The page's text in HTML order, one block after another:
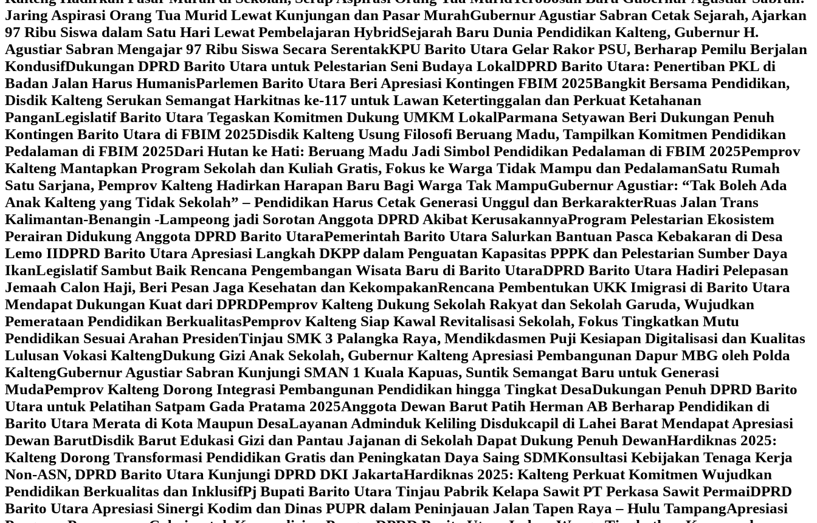
Jaring Aspirasi Orang Tua Murid Lewat Kunjungan dan Pasar MurahGubernur Agustiar Sabran Cetak Sejarah, Ajarkan
97 Ribu Siswa dalam Satu Hari Lewat Pembelajaran HybridSejarah Baru Dunia Pendidikan Kalteng, Gubernur H.
Agustiar Sabran Mengajar 97 Ribu Siswa Secara SerentakKPU Barito Utara Gelar Rakor PSU, Berharap Pemilu Berjalan
KondusifDukungan DPRD Barito Utara untuk Pelestarian Seni Budaya LokalDPRD Barito Utara: Penertiban PKL di
Badan Jalan Harus HumanisParlemen Barito Utara Beri Apresiasi Kontingen FBIM 2025‎Bangkit Bersama Pendidikan,
Disdik Kalteng Serukan Semangat Harkitnas ke-117 untuk Lawan Ketertinggalan dan Perkuat Ketahanan
PanganLegislatif Barito Utara Tegaskan Komitmen Dukung UMKM LokalParmana Setyawan Beri Dukungan Penuh
Kontingen Barito Utara di FBIM 2025Disdik Kalteng Usung Filosofi Beruang Madu, Tampilkan Komitmen Pendidikan
Pedalaman di FBIM 2025‎Dari Hutan ke Hati: Beruang Madu Jadi Simbol Pendidikan Pedalaman di FBIM 2025‎Pemprov
Kalteng Mantapkan Program Sekolah dan Kuliah Gratis, Fokus ke Warga Tidak Mampu dan Pedalaman‎Satu Rumah
Satu Sarjana, Pemprov Kalteng Hadirkan Harapan Baru Bagi Warga Tak Mampu‎Gubernur Agustiar: “Tak Boleh Ada
Anak Kalteng yang Tidak Sekolah” – Pendidikan Harus Cetak Generasi Unggul dan BerkarakterRuas Jalan Trans
Kalimantan-Benangin -Lampeong jadi Sorotan Anggota DPRD Akibat KerusakannyaProgram Pelestarian Ekosistem
Perairan Didukung Anggota DPRD Barito UtaraPemerintah Barito Utara Salurkan Bantuan Pasca Kebakaran di Desa
Lemo IIDPRD Barito Utara Apresiasi Langkah DKPP dalam Penguatan Kapasitas PPPK dan Pelestarian Sumber Daya
IkanLegislatif Sambut Baik Rencana Pengembangan Wisata Baru di Barito UtaraDPRD Barito Utara Hadiri Pelepasan
Jemaah Calon Haji, Beri Pesan Jaga Kesehatan dan KekompakanRencana Pembentukan UKK Imigrasi di Barito Utara
Mendapat Dukungan Kuat dari DPRD‎Pemprov Kalteng Dukung Sekolah Rakyat dan Sekolah Garuda, Wujudkan
Pemerataan Pendidikan Berkualitas‎Pemprov Kalteng Siap Kawal Revitalisasi Sekolah, Fokus Tingkatkan Mutu
Pendidikan Sesuai Arahan Presiden‎Tinjau SMK 3 Palangka Raya, Mendikdasmen Puji Kesiapan Digitalisasi dan Kualitas
Lulusan Vokasi Kalteng‎Dukung Gizi Anak Sekolah, Gubernur Kalteng Apresiasi Pembangunan Dapur MBG oleh Polda
Kalteng‎Gubernur Agustiar Sabran Kunjungi SMAN 1 Kuala Kapuas, Suntik Semangat Baru untuk Generasi
Muda‎Pemprov Kalteng Dorong Integrasi Pembangunan Pendidikan hingga Tingkat DesaDukungan Penuh DPRD Barito
Utara untuk Pelatihan Satpam Gada Pratama 2025Anggota Dewan Barut Patih Herman AB Berharap Pendidikan di
Barito Utara Merata di Kota Maupun DesaLayanan Adminduk Keliling Disdukcapil di Lahei Barat Mendapat Apresiasi
Dewan BarutDisdik Barut Edukasi Gizi dan Pantau Jajanan di Sekolah Dapat Dukung Penuh DewanHardiknas 2025:
Kalteng Dorong Transformasi Pendidikan Gratis dan Peningkatan Daya Saing SDMKonsultasi Kebijakan Tenaga Kerja
Non-ASN, DPRD Barito Utara Kunjungi DPRD DKI JakartaHardiknas 2025: Kalteng Perkuat Komitmen Wujudkan
Pendidikan Berkualitas dan InklusifPj Bupati Barito Utara Tinjau Pabrik Kelapa Sawit PT Perkasa Sawit PermaiDPRD
Barito Utara Apresiasi Sinergi Kodim dan Dinas PUPR dalam Peninjauan Jalan Tapen Raya – Hulu TampangApresiasi